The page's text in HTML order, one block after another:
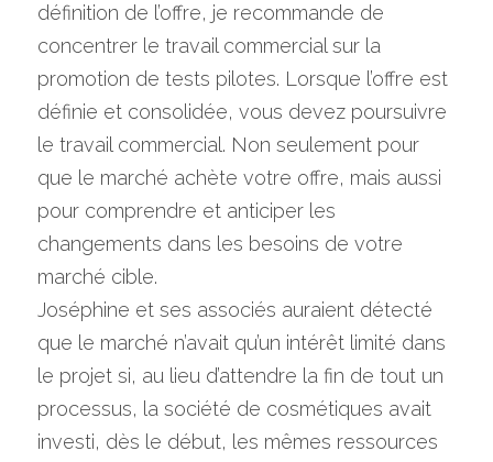
définition de l’offre, je recommande de
concentrer le travail commercial sur la
promotion de tests pilotes. Lorsque l’offre est
définie et consolidée, vous devez poursuivre
le travail commercial. Non seulement pour
que le marché achète votre offre, mais aussi
pour comprendre et anticiper les
changements dans les besoins de votre
marché cible.
Joséphine et ses associés auraient détecté
que le marché n’avait qu’un intérêt limité dans
le projet si, au lieu d’attendre la fin de tout un
processus, la société de cosmétiques avait
investi, dès le début, les mêmes ressources